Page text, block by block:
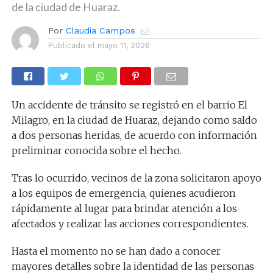
de la ciudad de Huaraz.
Por Claudia Campos
Publicado el mayo 11, 2026
Un accidente de tránsito se registró en el barrio El
Milagro, en la ciudad de Huaraz, dejando como saldo
a dos personas heridas, de acuerdo con información
preliminar conocida sobre el hecho.
Tras lo ocurrido, vecinos de la zona solicitaron apoyo
a los equipos de emergencia, quienes acudieron
rápidamente al lugar para brindar atención a los
afectados y realizar las acciones correspondientes.
Hasta el momento no se han dado a conocer
mayores detalles sobre la identidad de las personas